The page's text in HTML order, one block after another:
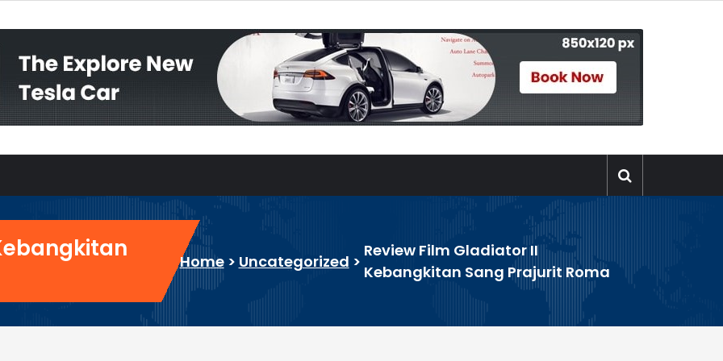
Home> Uncategorized >
Review Film Gladiator II
Kebangkitan Sang Prajurit Roma